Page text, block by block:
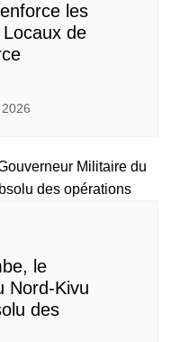
les
de
le
Nord-Kivu
des